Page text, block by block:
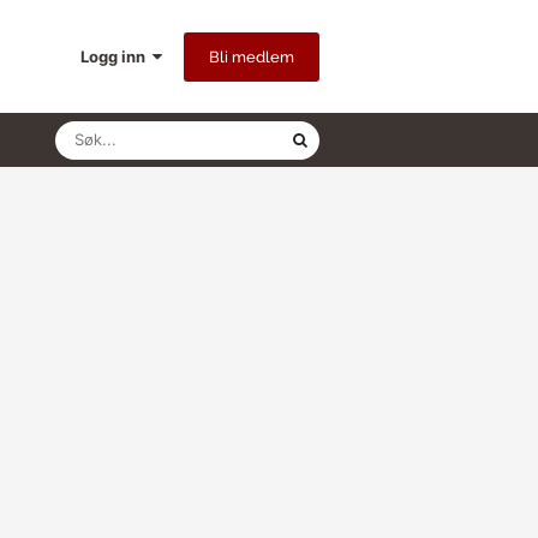
Logg inn Bli medlem